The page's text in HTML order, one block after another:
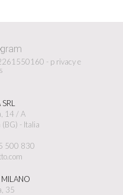
- p rivacy e
14 / A
- Italia
500 830
35